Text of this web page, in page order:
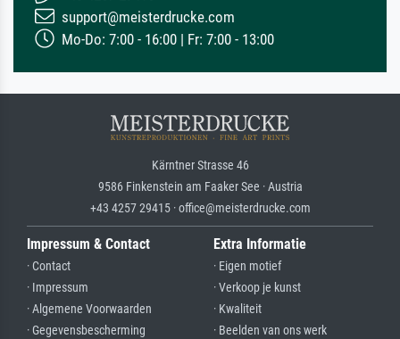
support@meisterdrucke.com
Mo-Do: 7:00 - 16:00 | Fr: 7:00 - 13:00
Kärntner Strasse 46
9586 Finkenstein am Faaker See · Austria
+43 4257 29415 · office@meisterdrucke.com
Impressum & Contact
· Contact
· Impressum
· Algemene Voorwaarden
· Gegevensbescherming
Extra Informatie
· Eigen motief
· Verkoop je kunst
· Kwaliteit
· Beelden van ons werk